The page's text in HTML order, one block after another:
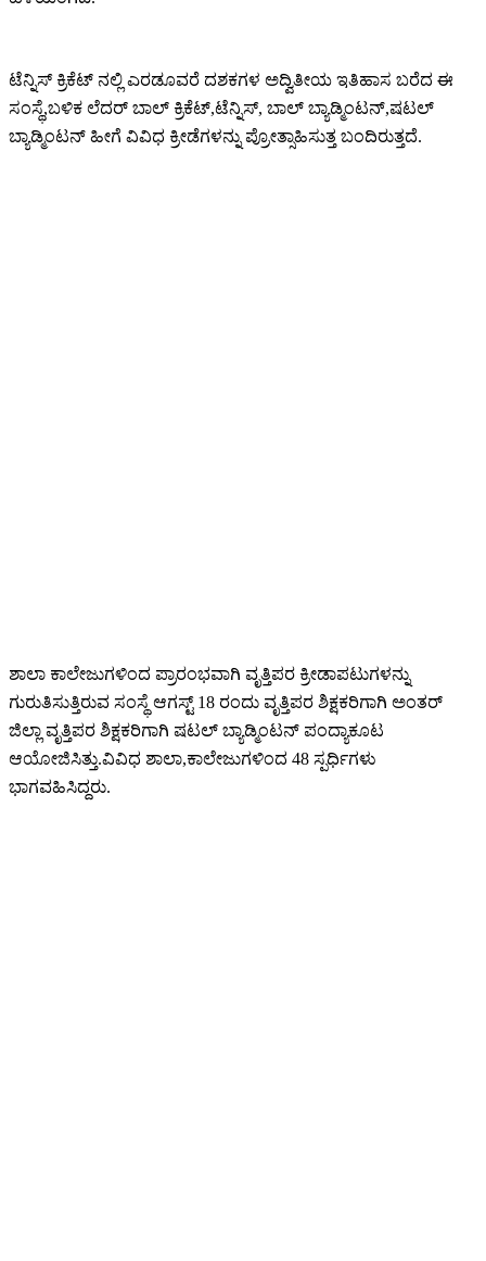
ಟೆನ್ನಿಸ್ ಕ್ರಿಕೆಟ್ ನಲ್ಲಿ ಎರಡೂವರೆ ದಶಕಗಳ ಅದ್ವಿತೀಯ ಇತಿಹಾಸ ಬರೆದ ಈ
ಸಂಸ್ಥೆ,ಬಳಿಕ ಲೆದರ್ ಬಾಲ್ ಕ್ರಿಕೆಟ್,ಟೆನ್ನಿಸ್, ಬಾಲ್ ಬ್ಯಾಡ್ಮಿಂಟನ್,ಷಟಲ್
ಬ್ಯಾಡ್ಮಿಂಟನ್ ಹೀಗೆ ವಿವಿಧ ಕ್ರೀಡೆಗಳನ್ನು ಪ್ರೋತ್ಸಾಹಿಸುತ್ತ ಬಂದಿರುತ್ತದೆ.
ಶಾಲಾ ಕಾಲೇಜುಗಳಿಂದ ಪ್ರಾರಂಭವಾಗಿ ವೃತ್ತಿಪರ ಕ್ರೀಡಾಪಟುಗಳನ್ನು
ಗುರುತಿಸುತ್ತಿರುವ ಸಂಸ್ಥೆ ಆಗಸ್ಟ್ 18 ರಂದು ವೃತ್ತಿಪರ ಶಿಕ್ಷಕರಿಗಾಗಿ ಅಂತರ್
ಜಿಲ್ಲಾ ವೃತ್ತಿಪರ ಶಿಕ್ಷಕರಿಗಾಗಿ ಷಟಲ್ ಬ್ಯಾಡ್ಮಿಂಟನ್ ಪಂದ್ಯಾಕೂಟ
ಆಯೋಜಿಸಿತ್ತು.ವಿವಿಧ ಶಾಲಾ,ಕಾಲೇಜುಗಳಿಂದ 48 ಸ್ಪರ್ಧಿಗಳು
ಭಾಗವಹಿಸಿದ್ದರು.